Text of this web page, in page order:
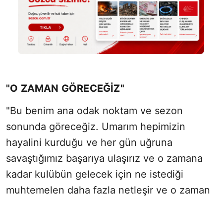
"O ZAMAN GÖRECEĞİZ"
"Bu benim ana odak noktam ve sezon
sonunda göreceğiz. Umarım hepimizin
hayalini kurduğu ve her gün uğruna
savaştığımız başarıya ulaşırız ve o zamana
kadar kulübün gelecek için ne istediği
muhtemelen daha fazla netleşir ve o zaman